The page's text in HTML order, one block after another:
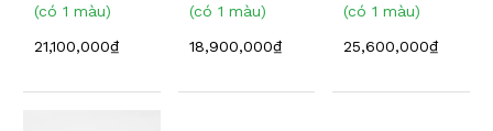
(có 1 màu)
21,100,000₫
(có 1 màu)
18,900,000₫
(có 1 màu)
25,600,000₫